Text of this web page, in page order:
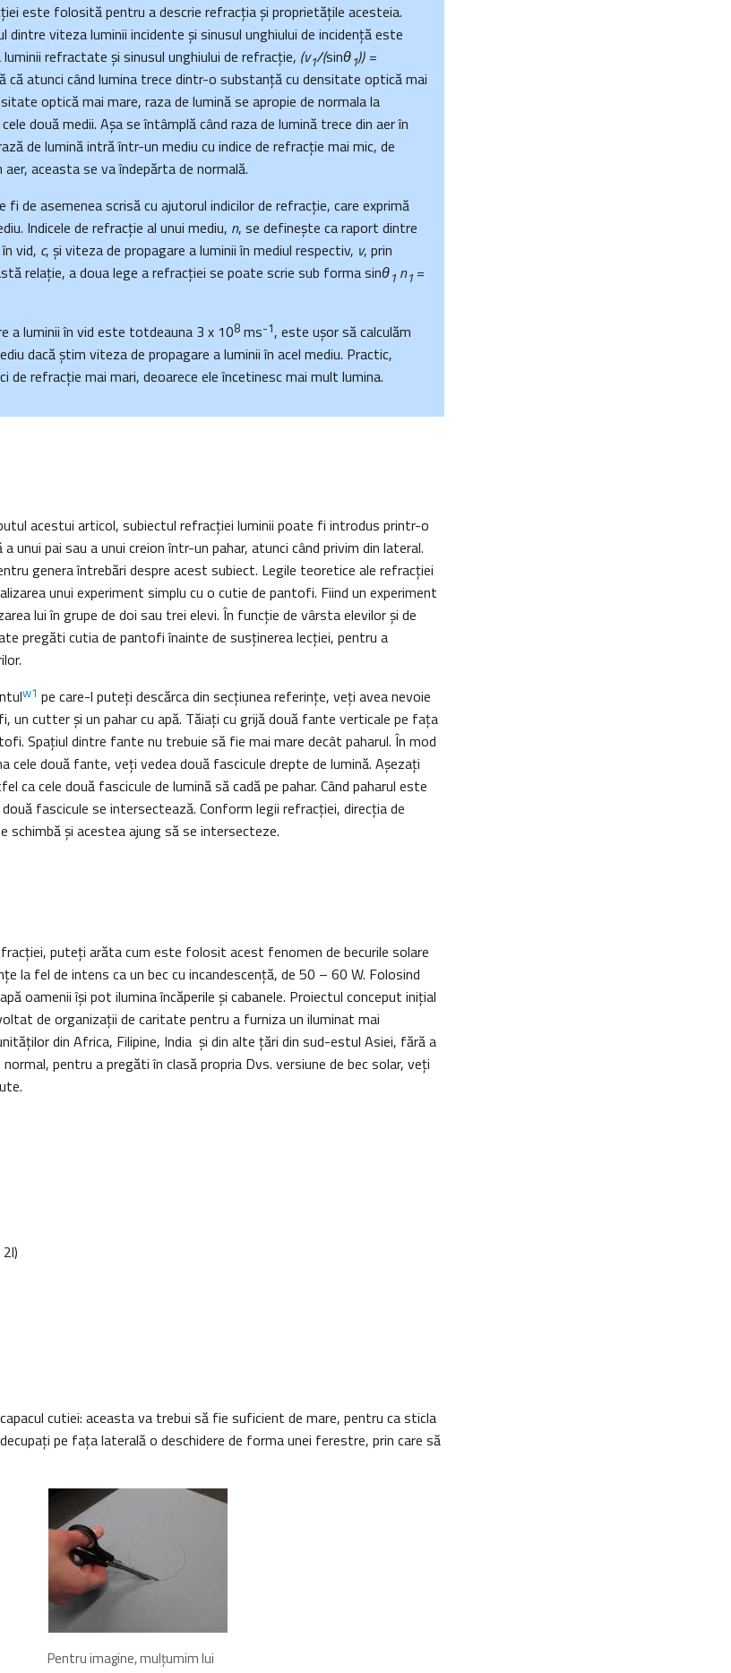
este folosită pentru a descrie refracţia şi proprietăţile acesteia.
viteza luminii incidente şi sinusul unghiului de incidenţă este
refractate şi sinusul unghiului de refracţie, (v1/(sinθ1)) =
că atunci când lumina trece dintr-o substanţă cu densitate optică mai
optică mai mare, raza de lumină se apropie de normala la
două medii. Aşa se întâmplă când raza de lumină trece din aer în
de lumină intră într-un mediu cu indice de refracţie mai mic, de
aceasta se va îndepărta de normală.
de asemenea scrisă cu ajutorul indicilor de refracţie, care exprimă
Indicele de refracţie al unui mediu, n, se defineşte ca raport dintre
vid, c, şi viteza de propagare a luminii în mediul respectiv, v, prin
relaţie, a doua lege a refracţiei se poate scrie sub forma sinθ1 n1 =
a luminii în vid este totdeauna 3 x 108 ms-1, este ușor să calculăm
dacă ştim viteza de propagare a luminii în acel mediu. Practic,
de refracţie mai mari, deoarece ele încetinesc mai mult lumina.
acestui articol, subiectul refracţiei luminii poate fi introdus printr-o
unui pai sau a unui creion într-un pahar, atunci când privim din lateral.
genera întrebări despre acest subiect. Legile teoretice ale refracţiei
unui experiment simplu cu o cutie de pantofi. Fiind un experiment
lui în grupe de doi sau trei elevi. În funcţie de vârsta elevilor şi de
pregăti cutia de pantofi înainte de susţinerea lecţiei, pentru a
w1 pe care-l puteţi descărca din secţiunea referințe, veţi avea nevoie
un cutter şi un pahar cu apă. Tăiaţi cu grijă două fante verticale pe faţa
Spaţiul dintre fante nu trebuie să fie mai mare decât paharul. În mod
cele două fante, veţi vedea două fascicule drepte de lumină. Aşezaţi
ca cele două fascicule de lumină să cadă pe pahar. Când paharul este
fascicule se intersectează. Conform legii refracţiei, direcţia de
schimbă şi acestea ajung să se intersecteze.
puteţi arăta cum este folosit acest fenomen de becurile solare
la fel de intens ca un bec cu incandescenţă, de 50 – 60 W. Folosind
oamenii îşi pot ilumina încăperile şi cabanele. Proiectul conceput inițial
de organizaţii de caritate pentru a furniza un iluminat mai
din Africa, Filipine, India şi din alte ţări din sud-estul Asiei, fără a
normal, pentru a pregăti în clasă propria Dvs. versiune de bec solar, veți
cutiei: aceasta va trebui să fie suficient de mare, pentru ca sticla
pe faţa laterală o deschidere de forma unei ferestre, prin care să
Pentru imagine, mulţumim lui